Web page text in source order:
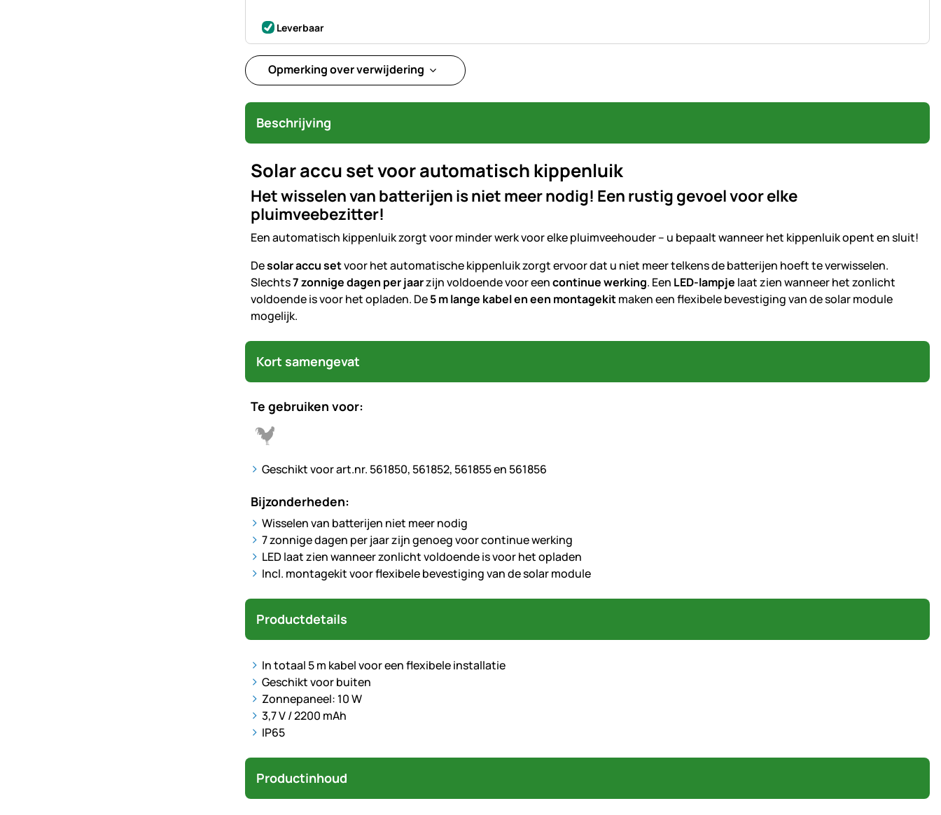
Leverbaar
Opmerking over verwijdering
Beschrijving
Solar accu set voor automatisch kippenluik
Het wisselen van batterijen is niet meer nodig! Een rustig gevoel voor elke
pluimveebezitter!
Een automatisch kippenluik zorgt voor minder werk voor elke pluimveehouder – u bepaalt wanneer het kippenluik opent en sluit!
Desolar accu setvoor het automatische kippenluik zorgt ervoor dat u niet meer telkens de batterijen hoeft te verwisselen.
Slechts7 zonnige dagen per jaarzijn voldoende voor eencontinue werking. Een LED-lampje laat zien wanneer het zonlicht
voldoende is voor het opladen. De5 m lange kabel en een montagekitmaken een flexibele bevestiging van de solar module
mogelijk.
Kort samengevat
Te gebruiken voor:
Geschikt voor art.nr. 561850, 561852, 561855 en 561856
Bijzonderheden:
Wisselen van batterijen niet meer nodig
7 zonnige dagen per jaar zijn genoeg voor continue werking
LED laat zien wanneer zonlicht voldoende is voor het opladen
Incl. montagekit voor flexibele bevestiging van de solar module
Productdetails
In totaal 5 m kabel voor een flexibele installatie
Geschikt voor buiten
Zonnepaneel: 10 W
3,7 V / 2200 mAh
IP65
Productinhoud